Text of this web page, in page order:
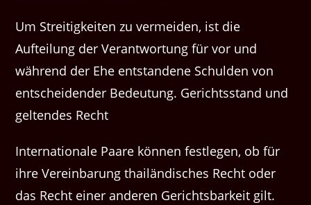
Um Stre­it­igkeit­en zu ver­mei­den, ist die
Aufteilung der Ver­ant­wor­tung für vor und
während der Ehe ent­standene Schulden von
entschei­den­der Bedeu­tung. Gerichts­stand und
gel­tendes Recht
Inter­na­tionale Paare kön­nen fes­tle­gen, ob für
ihre Vere­in­barung thailändis­ches Recht oder
das Recht ein­er anderen Gerichts­barkeit gilt.